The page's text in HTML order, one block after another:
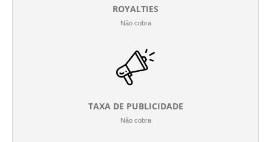
ROYALTIES
Não cobra
TAXA DE PUBLICIDADE
Não cobra